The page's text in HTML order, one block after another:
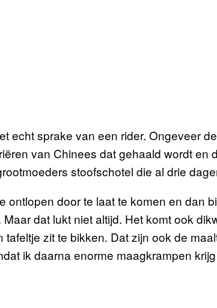
echt sprake van een rider. Ongeveer
van Chinees dat gehaald wordt en
stoofschotel die al drie
ontlopen door te laat te komen en dan
dat lukt niet altijd. Het komt ook
zit te bikken. Dat zijn ook de
ik daarna enorme maagkrampen